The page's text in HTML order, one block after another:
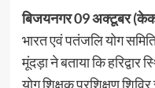
बिजयनगर 09 अक्टूबर
भारत एवं पतंजलि योग
मूंदड़ा ने बताया कि
योग शिक्षक प्रशिक्षण